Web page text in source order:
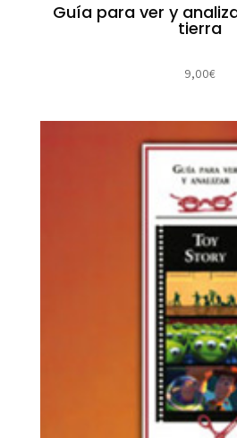
Guía para ver y
tierra
9,00€